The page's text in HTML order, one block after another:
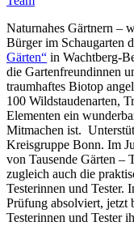
Naturnahes Gärtnern –
Bürger im Schaugarten
Gärten“ in Wachtberg-
die Gartenfreundinnen
traumhaftes Biotop
100 Wildstaudenarten,
Elementen ein
Mitmachen ist.
Kreisgruppe Bonn. Im
von Tausende Gärten –
zugleich auch die
Testerinnen und Tester.
Prüfung absolviert, jetzt
Testerinnen und Tester